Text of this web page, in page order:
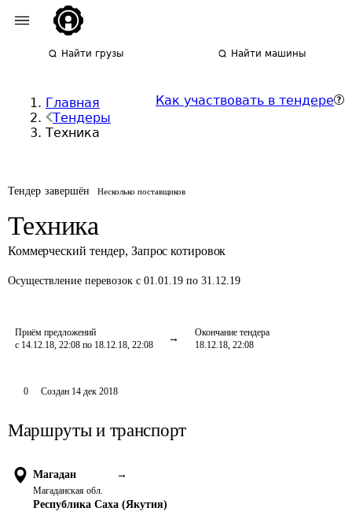
Найти грузы Найти машины
Главная
Тендеры
Техника
Как участвовать в тендере
Тендер завершён Несколько поставщиков
Техника
Коммерческий тендер, Запрос котировок
Осуществление перевозок с 01.01.19 по 31.12.19
Приём предложений
с 14.12.18, 22:08 по 18.12.18, 22:08
Окончание тендера
18.12.18, 22:08
0 Создан 14 дек 2018
Маршруты и транспорт
Магадан →
Магаданская обл.
Республика Саха (Якутия)